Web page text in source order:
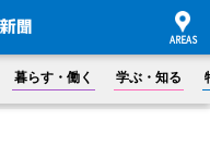
暮らす・働く 学ぶ・知る